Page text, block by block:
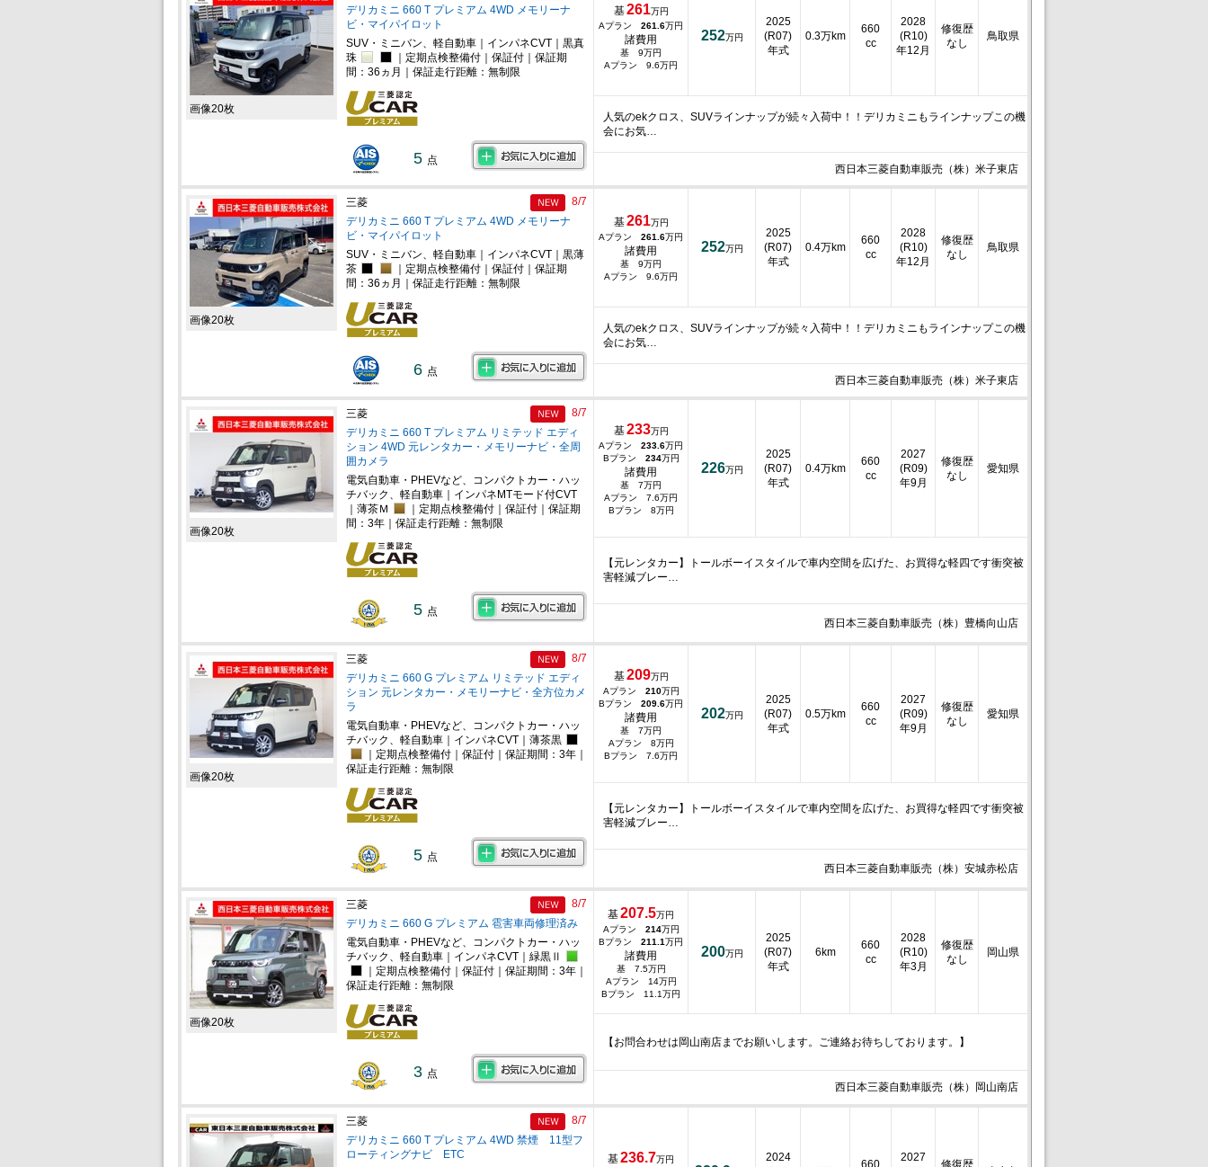
画像20枚
デリカミニ 660 T プレミアム 4WD メモリーナ
ビ・マイパイロット
SUV・ミニバン、軽自動車｜インパネCVT｜黒真
珠
｜定期点検整備付｜保証付｜保証期
間：36ヵ月｜保証走行距離：無制限
5 点
基261万円
Aプラン 261.6万円
諸費用
基 9万円
Aプラン 9.6万円
252万円
2025
(R07)
年式
0.3万km
660
cc
2028
(R10)
年12月
修復歴
なし
鳥取県
人気のekクロス、SUVラインナップが続々入荷中！！デリカミニもラインナップこの機
会にお気…
西日本三菱自動車販売（株）米子東店
画像20枚
三菱
デリカミニ 660 T プレミアム 4WD メモリーナ
ビ・マイパイロット
8/7
SUV・ミニバン、軽自動車｜インパネCVT｜黒薄
茶
｜定期点検整備付｜保証付｜保証期
間：36ヵ月｜保証走行距離：無制限
6 点
基261万円
Aプラン 261.6万円
諸費用
基 9万円
Aプラン 9.6万円
252万円
2025
(R07)
年式
0.4万km
660
cc
2028
(R10)
年12月
修復歴
なし
鳥取県
人気のekクロス、SUVラインナップが続々入荷中！！デリカミニもラインナップこの機
会にお気…
西日本三菱自動車販売（株）米子東店
画像20枚
三菱
デリカミニ 660 T プレミアム リミテッド エディ
ション 4WD 元レンタカー・メモリーナビ・全周
囲カメラ
8/7
電気自動車・PHEVなど、コンパクトカー・ハッ
チバック、軽自動車｜インパネMTモード付CVT
｜薄茶Ｍ
｜定期点検整備付｜保証付｜保証期
間：3年｜保証走行距離：無制限
5 点
基233万円
Aプラン 233.6万円
Bプラン 234万円
諸費用
基 7万円
Aプラン 7.6万円
Bプラン 8万円
226万円
2025
(R07)
年式
0.4万km
660
cc
2027
(R09)
年9月
修復歴
なし
愛知県
【元レンタカー】トールボーイスタイルで車内空間を広げた、お買得な軽四です衝突被
害軽減ブレー…
西日本三菱自動車販売（株）豊橋向山店
画像20枚
三菱
デリカミニ 660 G プレミアム リミテッド エディ
ション 元レンタカー・メモリーナビ・全方位カメ
ラ
8/7
電気自動車・PHEVなど、コンパクトカー・ハッ
チバック、軽自動車｜インパネCVT｜薄茶黒
｜定期点検整備付｜保証付｜保証期間：3年｜
保証走行距離：無制限
5 点
基209万円
Aプラン 210万円
Bプラン 209.6万円
諸費用
基 7万円
Aプラン 8万円
Bプラン 7.6万円
202万円
2025
(R07)
年式
0.5万km
660
cc
2027
(R09)
年9月
修復歴
なし
愛知県
【元レンタカー】トールボーイスタイルで車内空間を広げた、お買得な軽四です衝突被
害軽減ブレー…
西日本三菱自動車販売（株）安城赤松店
画像20枚
三菱
デリカミニ 660 G プレミアム 雹害車両修理済み
8/7
電気自動車・PHEVなど、コンパクトカー・ハッ
チバック、軽自動車｜インパネCVT｜緑黒Ⅱ
｜定期点検整備付｜保証付｜保証期間：3年｜
保証走行距離：無制限
3 点
基207.5万円
Aプラン 214万円
Bプラン 211.1万円
諸費用
基 7.5万円
Aプラン 14万円
Bプラン 11.1万円
200万円
2025
(R07)
年式
6km
660
cc
2028
(R10)
年3月
修復歴
なし
岡山県
【お問合わせは岡山南店までお願いします。ご連絡お待ちしております。】
西日本三菱自動車販売（株）岡山南店
三菱
デリカミニ 660 T プレミアム 4WD 禁煙 11型フ
ローティングナビ ETC
8/7
基236.7万円
2024
660
2027
修復歴